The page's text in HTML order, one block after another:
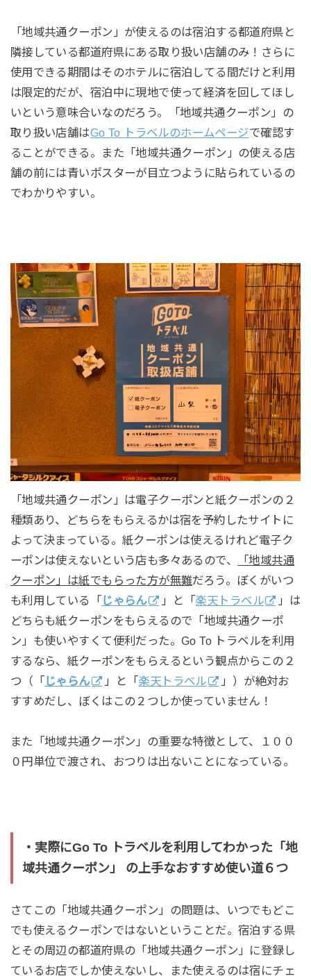
「地域共通クーポン」が使えるのは宿泊する都道府県と
隣接している都道府県にある取り扱い店舗のみ！さらに
使用できる期間はそのホテルに宿泊してる間だけと利用
は限定的だが、宿泊中に現地で使って経済を回してほし
いという意味合いなのだろう。「地域共通クーポン」の
取り扱い店舗はGo To トラベルのホームページで確認す
ることができる。また「地域共通クーポン」の使える店
舗の前には青いポスターが目立つように貼られているの
でわかりやすい。
「地域共通クーポン」は電子クーポンと紙クーポンの２
種類あり、どちらをもらえるかは宿を予約したサイトに
よって決まっている。紙クーポンは使えるけれど電子ク
ーポンは使えないという店も多々あるので、
「地域共通
クーポン」は紙でもらった方が無難だろう。ぼくがいつ
も利用している「じゃらん 」と「楽天トラベル
」は
どちらも紙クーポンをもらえるので「地域共通クーポ
ン」も使いやすくて便利だった。Go To トラベルを利用
するなら、紙クーポンをもらえるという観点からこの２
つ（「じゃらん 」と「楽天トラベル
」）が絶対お
すすめだし、ぼくはこの２つしか使っていません！
また「地域共通クーポン」の重要な特徴として、１００
０円単位で渡され、おつりは出ないことになっている。
・実際にGo To トラベルを利用してわかった「地
域共通クーポン」 の上手なおすすめ使い道６つ
さてこの「地域共通クーポン」の問題は、いつでもどこ
でも使えるクーポンではないということだ。宿泊する県
とその周辺の都道府県の「地域共通クーポン」に登録し
ているお店でしか使えないし、また使えるのは宿にチェ